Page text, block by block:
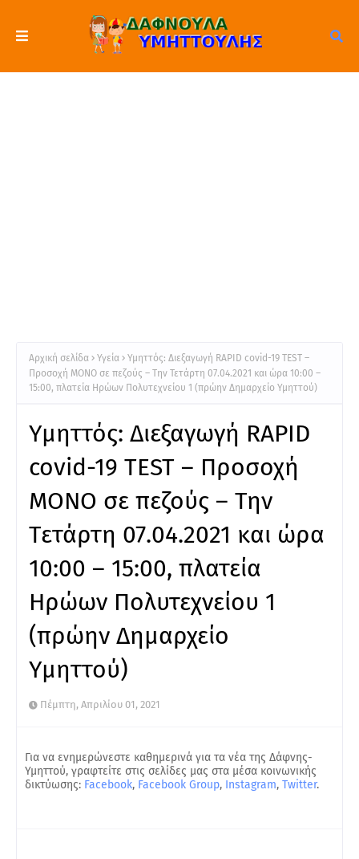
Αρχική σελίδα Υγεία
Υμηττός: Διεξαγωγή RAPID covid-19 TEST –
Προσοχή ΜΟΝΟ σε πεζούς – Την Τετάρτη 07.04.2021 και ώρα 10:00 –
15:00, πλατεία Ηρώων Πολυτεχνείου 1 (πρώην Δημαρχείο Υμηττού)
Υμηττός: Διεξαγωγή RAPID
covid-19 TEST – Προσοχή
ΜΟΝΟ σε πεζούς – Την
Τετάρτη 07.04.2021 και ώρα
10:00 – 15:00, πλατεία
Ηρώων Πολυτεχνείου 1
(πρώην Δημαρχείο
Υμηττού)
Πέμπτη, Απριλίου 01, 2021
Για να ενημερώνεστε καθημερινά για τα νέα της Δάφνης-
Υμηττού, γραφτείτε στις σελίδες μας στα μέσα κοινωνικής
δικτύωσης: Facebook, Facebook Group, Instagram, Twitter.